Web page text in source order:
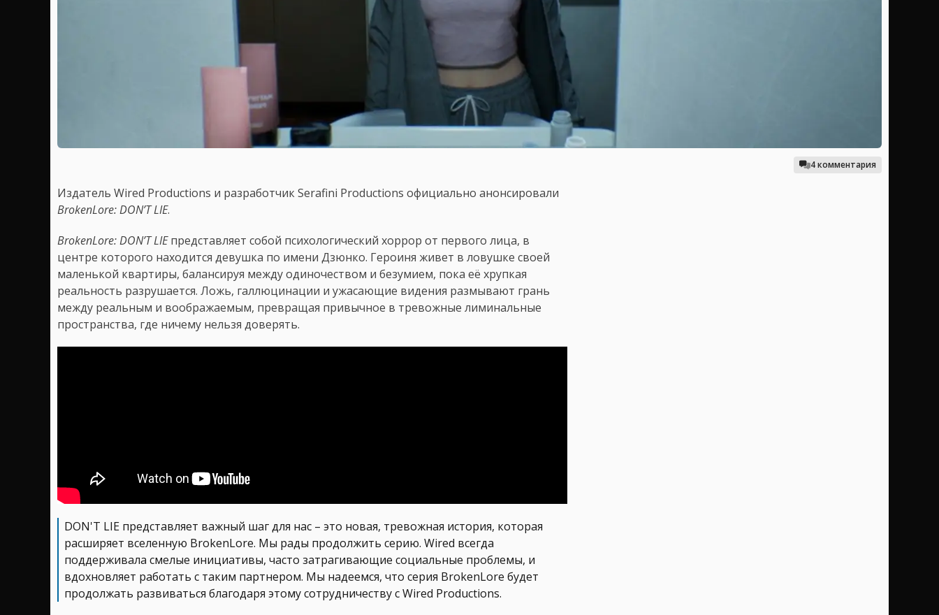
4 комментария
Издатель Wired Productions и разработчик Serafini Productions официально анонсировали
BrokenLore: DON’T LIE.
BrokenLore: DON’T LIEпредставляет собой психологический хоррор от первого лица, в
центре которого находится девушка по имени Дзюнко. Героиня живет в ловушке своей
маленькой квартиры, балансируя между одиночеством и безумием, пока её хрупкая
реальность разрушается. Ложь, галлюцинации и ужасающие видения размывают грань
между реальным и воображаемым, превращая привычное в тревожные лиминальные
пространства, где ничему нельзя доверять.
DON'T LIE представляет важный шаг для нас – это новая, тревожная история, которая
расширяет вселенную BrokenLore. Мы рады продолжить серию. Wired всегда
поддерживала смелые инициативы, часто затрагивающие социальные проблемы, и
вдохновляет работать с таким партнером. Мы надеемся, что серия BrokenLore будет
продолжать развиваться благодаря этому сотрудничеству с Wired Productions.